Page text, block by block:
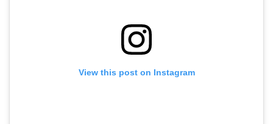
View this post on Instagram